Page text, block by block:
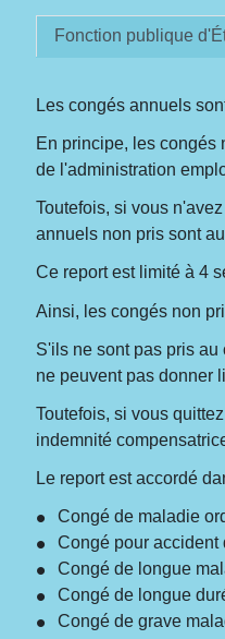
Fonction publique
Les congés annuels
En principe, les congés
de l'administration
Toutefois, si vous
annuels non pris sont
Ce report est limité à 4
Ainsi, les congés non
S'ils ne sont pas pris
ne peuvent pas donner
Toutefois, si vous
indemnité
Le report est accordé
Congé de maladie
Congé pour
Congé de longue
Congé de longue
Congé de grave